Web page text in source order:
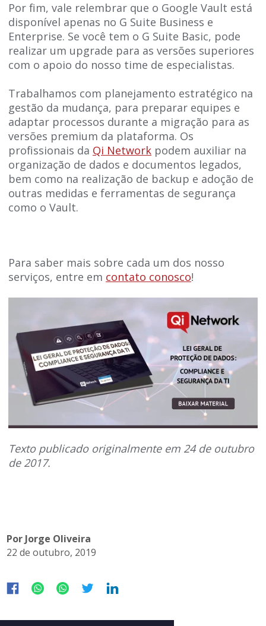
Por fim, vale relembrar que o Google Vault está
disponível apenas no G Suite Business e
Enterprise. Se você tem o G Suite Basic, pode
realizar um upgrade para as versões superiores
com o apoio do nosso time de especialistas.
Trabalhamos com planejamento estratégico na
gestão da mudança, para preparar equipes e
adaptar processos durante a migração para as
versões premium da plataforma. Os
profissionais da Qi Network podem auxiliar na
organização de dados e documentos legados,
bem como na realização de backup e adoção de
outras medidas e ferramentas de segurança
como o Vault.
Para saber mais sobre cada um dos nosso
serviços, entre em contato conosco!
Texto publicado originalmente em 24 de outubro
de 2017.
Por Jorge Oliveira
22 de outubro, 2019